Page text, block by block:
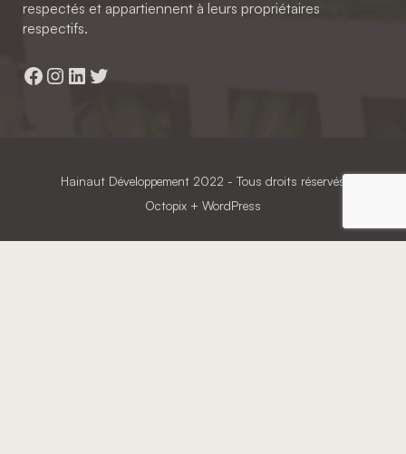
respectés et appartiennent à leurs propriétaires
respectifs.
Facebook
Instagram
LinkedIn
Twitter
Hainaut Développement 2022 - Tous droits réservés
Octopix + WordPress